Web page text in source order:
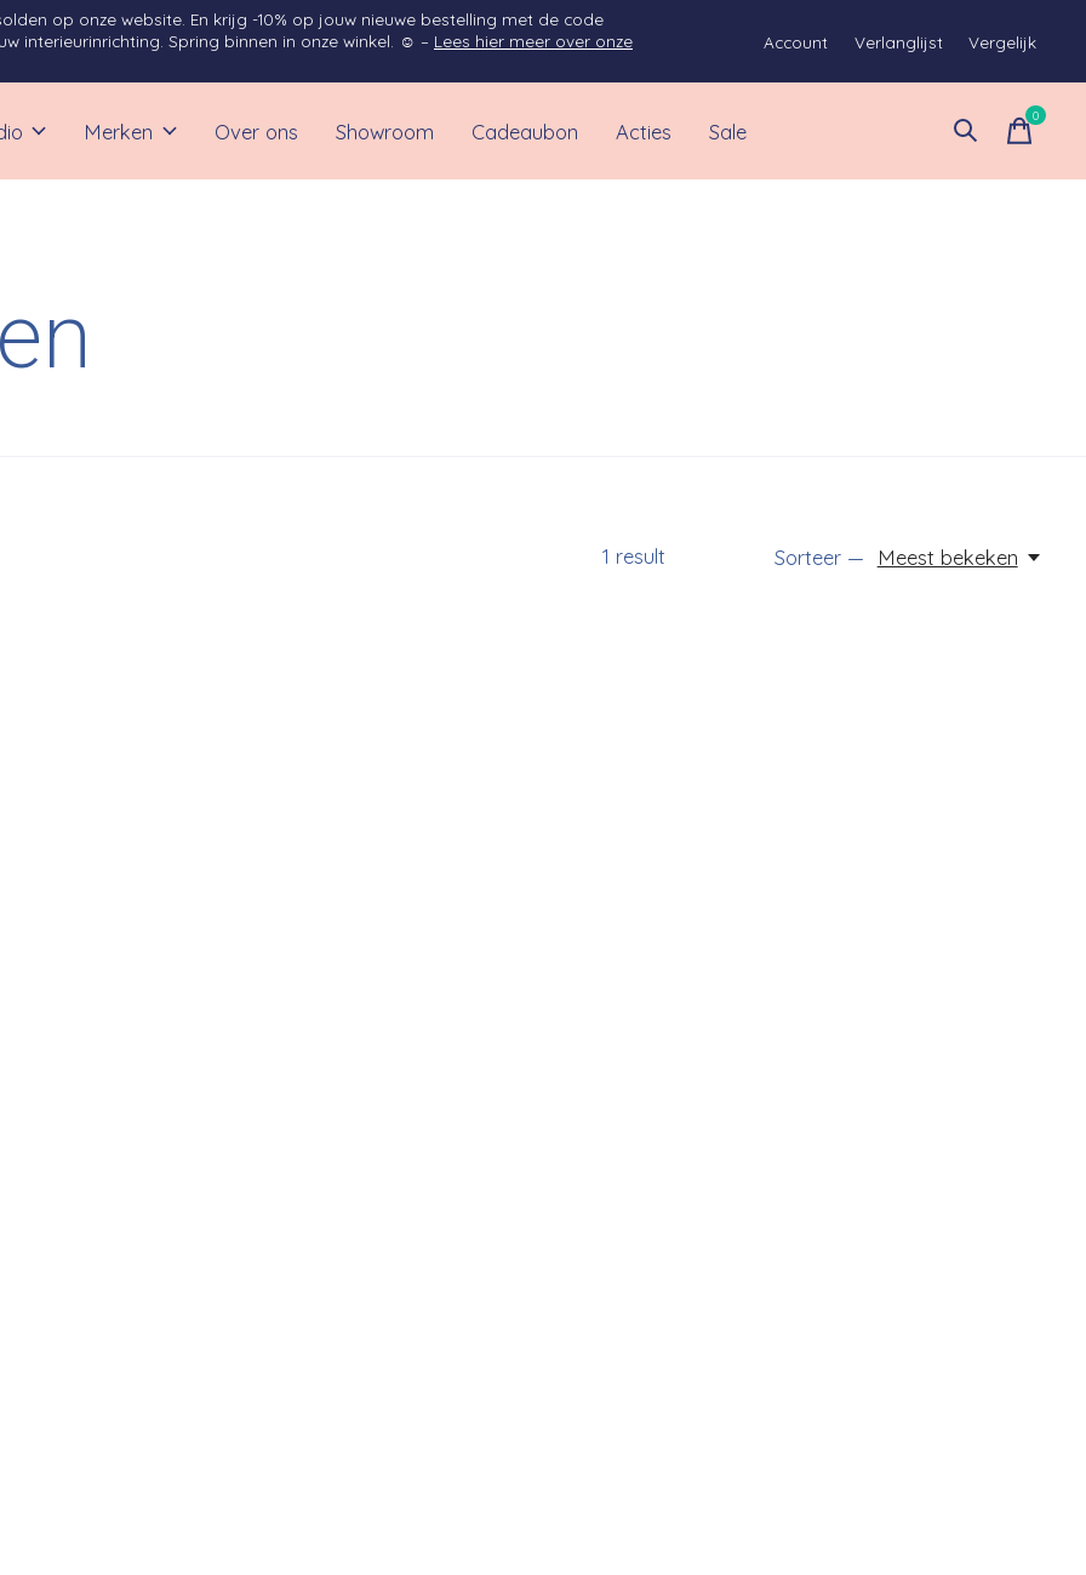
op onze website. En krijg -10% op jouw nieuwe bestelling met de code
interieurinrichting. Spring binnen in onze winkel. ☺ – Lees hier meer over onze
Account Verlanglijst Vergelijk
Merken Over ons Showroom Cadeaubon Acties Sale
0items
1 result Sorteer — Meest bekeken